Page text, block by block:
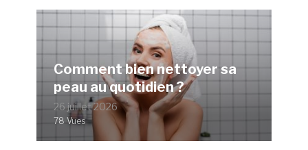
Comment bien nettoyer sa
peau au quotidien ?
26 juillet 2026
78 Vues